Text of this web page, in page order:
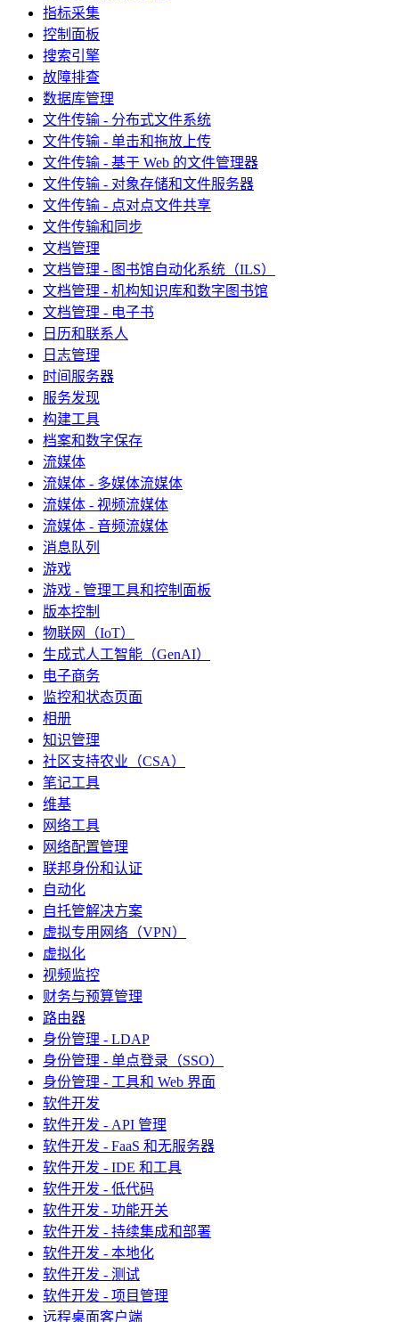
指标采集
控制面板
搜索引擎
故障排查
数据库管理
文件传输 - 分布式文件系统
文件传输 - 单击和拖放上传
文件传输 - 基于 Web 的文件管理器
文件传输 - 对象存储和文件服务器
文件传输 - 点对点文件共享
文件传输和同步
文档管理
文档管理 - 图书馆自动化系统（ILS）
文档管理 - 机构知识库和数字图书馆
文档管理 - 电子书
日历和联系人
日志管理
时间服务器
服务发现
构建工具
档案和数字保存
流媒体
流媒体 - 多媒体流媒体
流媒体 - 视频流媒体
流媒体 - 音频流媒体
消息队列
游戏
游戏 - 管理工具和控制面板
版本控制
物联网（IoT）
生成式人工智能（GenAI）
电子商务
监控和状态页面
相册
知识管理
社区支持农业（CSA）
笔记工具
维基
网络工具
网络配置管理
联邦身份和认证
自动化
自托管解决方案
虚拟专用网络（VPN）
虚拟化
视频监控
财务与预算管理
路由器
身份管理 - LDAP
身份管理 - 单点登录（SSO）
身份管理 - 工具和 Web 界面
软件开发
软件开发 - API 管理
软件开发 - FaaS 和无服务器
软件开发 - IDE 和工具
软件开发 - 低代码
软件开发 - 功能开关
软件开发 - 持续集成和部署
软件开发 - 本地化
软件开发 - 测试
软件开发 - 项目管理
远程桌面客户端